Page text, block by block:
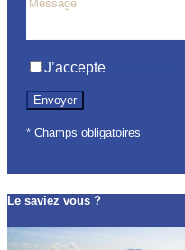
J’accepte
* Champs obligatoires
Le saviez vous ?